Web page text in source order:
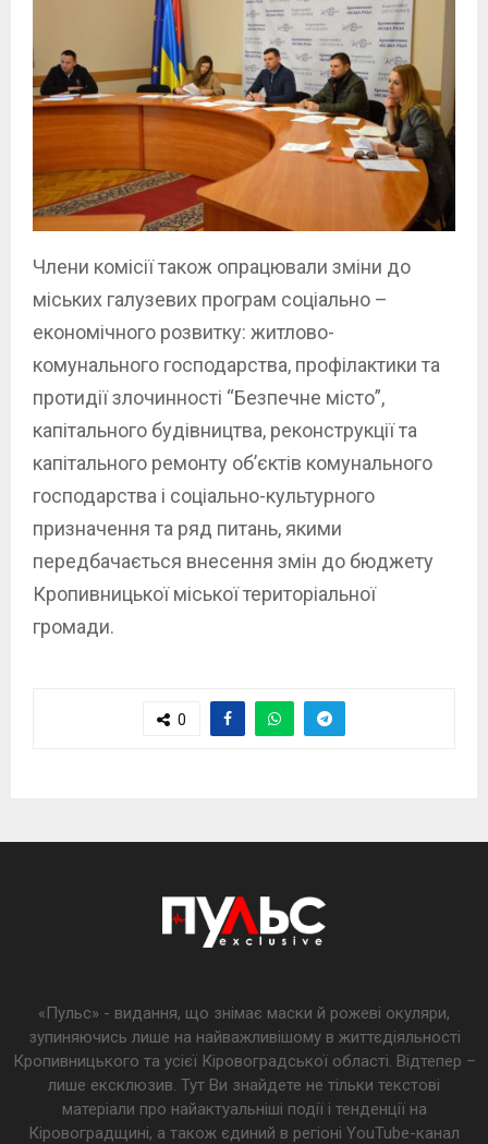
Члени комісії також опрацювали зміни до
міських галузевих програм соціально –
економічного розвитку: житлово-
комунального господарства, профілактики та
протидії злочинності “Безпечне місто”,
капітального будівництва, реконструкції та
капітального ремонту об’єктів комунального
господарства і соціально-культурного
призначення та ряд питань, якими
передбачається внесення змін до бюджету
Кропивницької міської територіальної
громади.
0
«Пульс» - видання, що знімає маски й рожеві окуляри,
зупиняючись лише на найважливішому в життєдіяльності
Кропивницького та усієї Кіровоградської області. Відтепер –
лише ексклюзив. Тут Ви знайдете не тільки текстові
матеріали про найактуальніші події і тенденції на
Кіровоградщині, а також єдиний в регіоні YouTube-канал